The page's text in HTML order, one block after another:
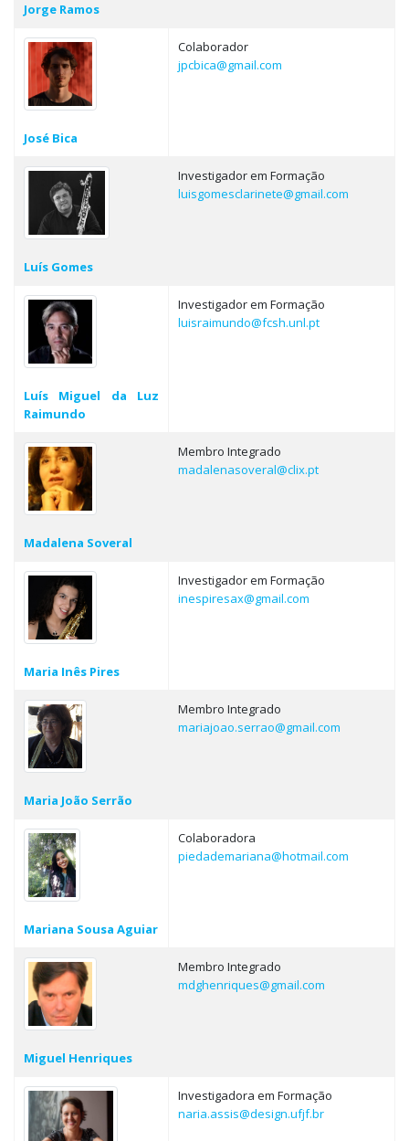
Jorge Ramos
José Bica
Colaborador
jpcbica@gmail.com
Luís Gomes
Investigador em Formação
luisgomesclarinete@gmail.com
Luís Miguel da Luz
Raimundo
Investigador em Formação
luisraimundo@fcsh.unl.pt
Madalena Soveral
Membro Integrado
madalenasoveral@clix.pt
Maria Inês Pires
Investigador em Formação
inespiresax@gmail.com
Maria João Serrão
Membro Integrado
mariajoao.serrao@gmail.com
Mariana Sousa Aguiar
Colaboradora
piedademariana@hotmail.com
Miguel Henriques
Membro Integrado
mdghenriques@gmail.com
Investigadora em Formação
naria.assis@design.ufjf.br